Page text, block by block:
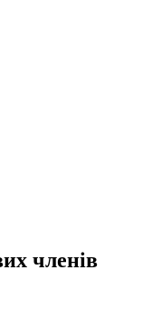
членів